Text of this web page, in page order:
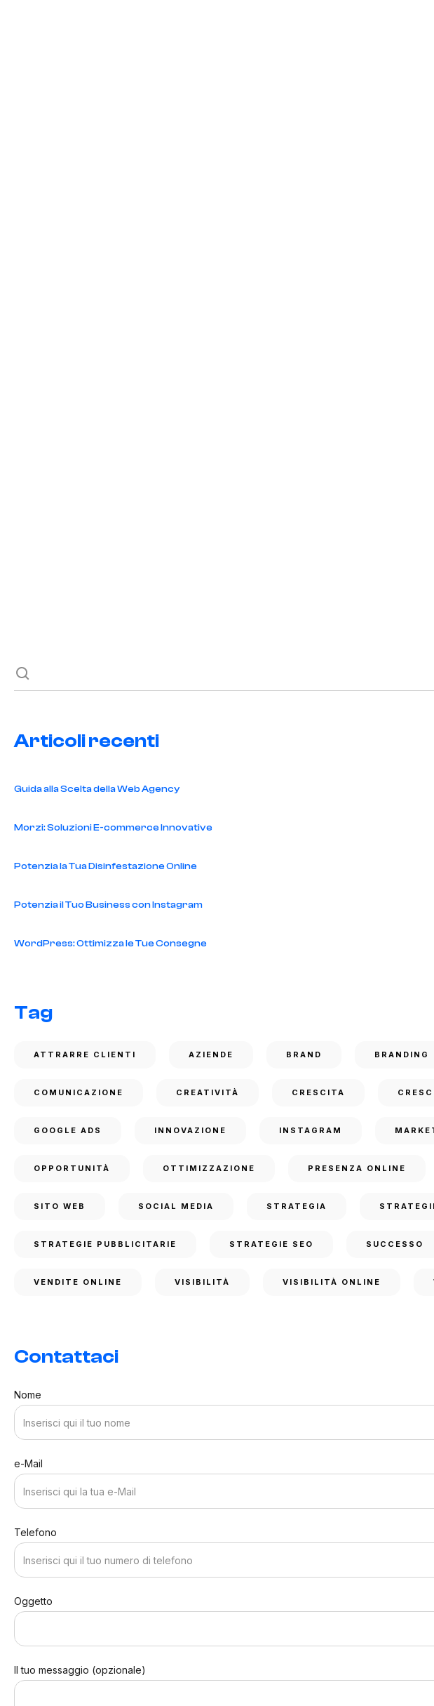
Articoli recenti
Guida alla Scelta della Web Agency
Morzi: Soluzioni E-commerce Innovative
Potenzia la Tua Disinfestazione Online
Potenzia il Tuo Business con Instagram
WordPress: Ottimizza le Tue Consegne
Tag
ATTRARRE CLIENTI AZIENDE BRAND BRANDING
COMUNICAZIONE CREATIVITÀ CRESCITA
GOOGLE ADS INNOVAZIONE INSTAGRAM
OPPORTUNITÀ OTTIMIZZAZIONE PRESENZA ONLINE
SITO WEB SOCIAL MEDIA STRATEGIA
STRATEGIE PUBBLICITARIE STRATEGIE SEO SUCCESSO
VENDITE ONLINE VISIBILITÀ VISIBILITÀ ONLINE
Contattaci
Nome
e-Mail
Telefono
Oggetto
Il tuo messaggio (opzionale)